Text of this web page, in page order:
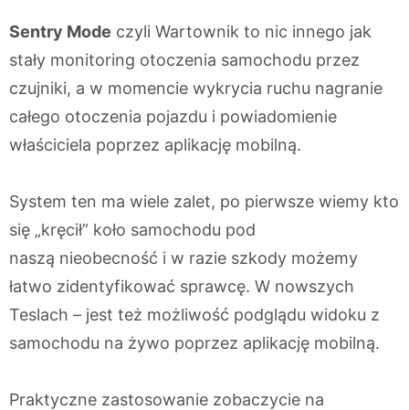
Sentry Mode czyli Wartownik to nic innego jak
stały monitoring otoczenia samochodu przez
czujniki, a w momencie wykrycia ruchu nagranie
całego otoczenia pojazdu i powiadomienie
właściciela poprzez aplikację mobilną.
System ten ma wiele zalet, po pierwsze wiemy kto
się „kręcił” koło samochodu pod
naszą nieobecność i w razie szkody możemy
łatwo zidentyfikować sprawcę. W nowszych
Teslach – jest też możliwość podglądu widoku z
samochodu na żywo poprzez aplikację mobilną.
Praktyczne zastosowanie zobaczycie na